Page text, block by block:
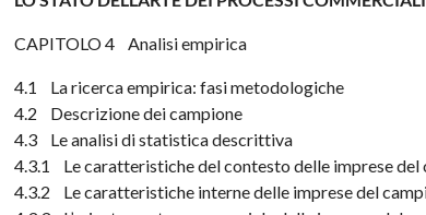
CAPITOLO 4 Analisi empirica
4.1 La ricerca empirica: fasi metodologiche
4.2 Descrizione dei campione
4.3 Le analisi di statistica descrittiva
4.3.1 Le caratteristiche del contesto delle imprese del
4.3.2 Le caratteristiche interne delle imprese del